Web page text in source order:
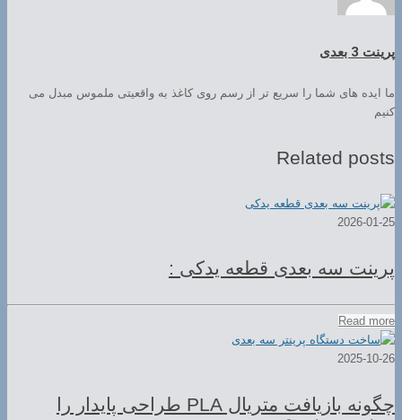
پرینت 3 بعدی
ما ایده های شما را سریع تر از رسم روی کاغذ به واقعیتی ملموس مبدل می
کنیم
Related posts
2026-01-25
پرینت سه بعدی قطعه یدکی :
Read more
2025-10-26
چگونه بازیافت متریال PLA طراحی پایدار را